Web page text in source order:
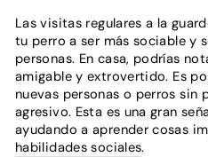
Las visitas regulares a la
tu perro a ser más sociable y
personas. En casa, podrías
amigable y extrovertido. Es
nuevas personas o perros sin
agresivo. Esta es una gran
ayudando a aprender cosas
habilidades sociales.